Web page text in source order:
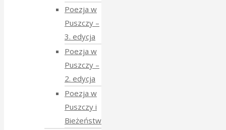
Poezja w
Puszczy –
3. edycja
Poezja w
Puszczy –
2. edycja
Poezja w
Puszczy i
Bieżeństwo